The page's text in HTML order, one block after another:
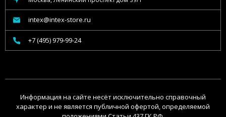
intex@intex-store.ru
+7 (495) 979-99-24
Информация на сайте несёт исключительно справочный
характер и не является публичной офертой, определяемой